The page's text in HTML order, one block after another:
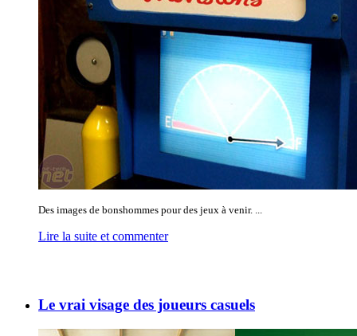
Des images de bonshommes pour des jeux à venir. ...
Lire la suite et commenter
Le vrai visage des joueurs casuels